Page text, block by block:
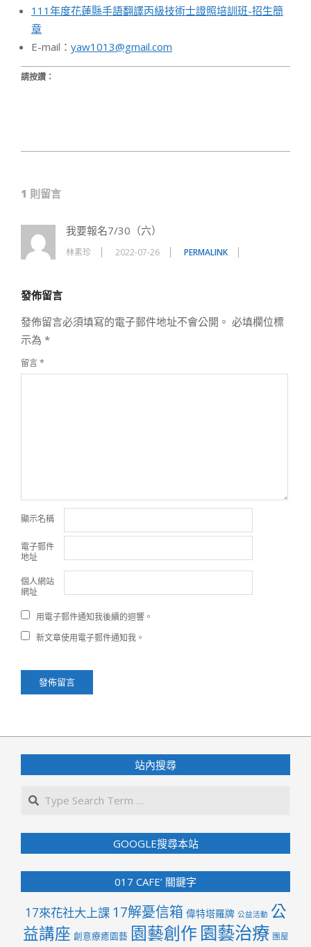
111年度花蓮縣手語翻譯丙級技術士證照培訓班-招生簡
章
E-mail： yaw1013@gmail.com
請按讚：
20
1 則留言
我要報名7/30（六）
林素珍 2022-07-26 PERMALINK
發佈留言
發佈留言必須填寫的電子郵件地址不會公開。 必填欄位標
示為 *
留言*
顯示名稱
電子郵件
地址
個人網站
網址
用電子郵件通知我後續的迴響。
新文章使用電子郵件通知我。
站內搜尋
GOOGLE搜尋本站
017 CAFE’ 關鍵字
17來花社大上課 17解憂信箱 偉特塔羅牌 公益活動 公
益講座 創意療癒園藝 園藝創作 園藝治療 團屋